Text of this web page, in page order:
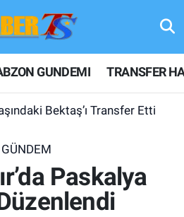
GUNDEMI TRANSFER
Bektaş’ı Transfer Etti
GÜNDEM
Paskalya